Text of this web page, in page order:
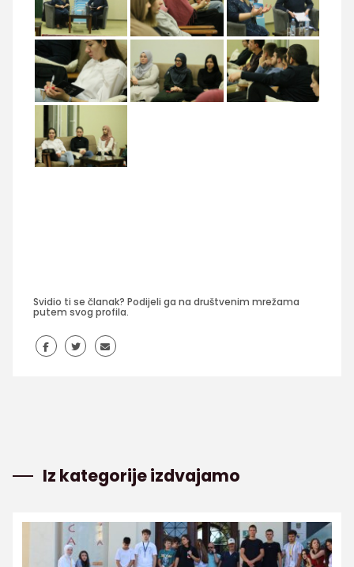
Svidio ti se članak? Podijeli ga na društvenim mrežama
putem svog profila.
Iz kategorije izdvajamo